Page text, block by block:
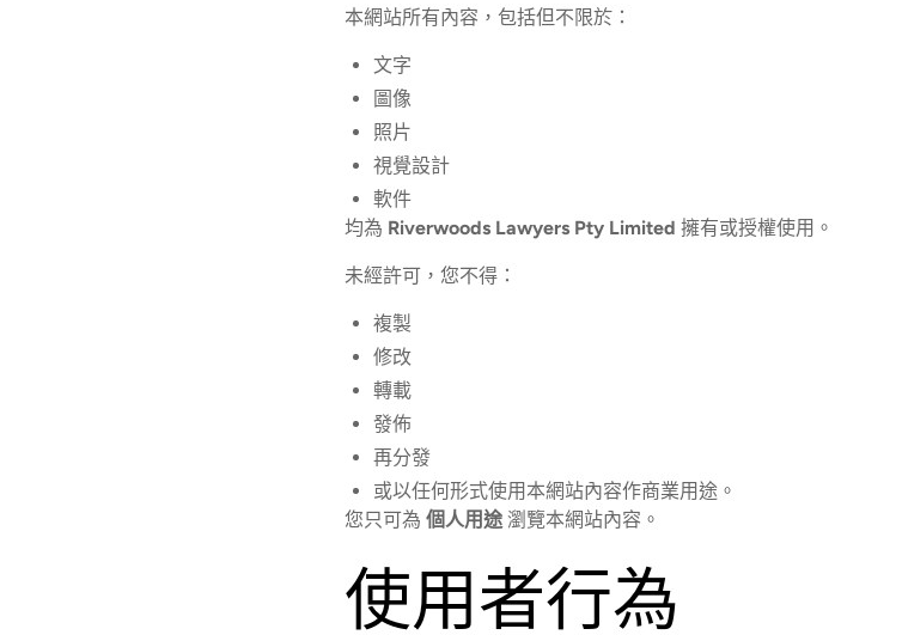
本網站所有內容，包括但不限於：
文字
圖像
照片
視覺設計
軟件
均為 Riverwoods Lawyers Pty Limited 擁有或授權使用。
未經許可，您不得：
複製
修改
轉載
發佈
再分發
或以任何形式使用本網站內容作商業用途。
您只可為 個人用途 瀏覽本網站內容。
使用者行為